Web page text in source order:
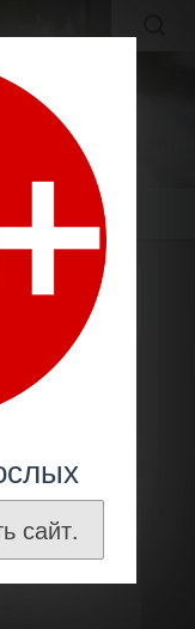
ЦЕНАМ!
сайт.
2021.
Пуркарь /
0,75